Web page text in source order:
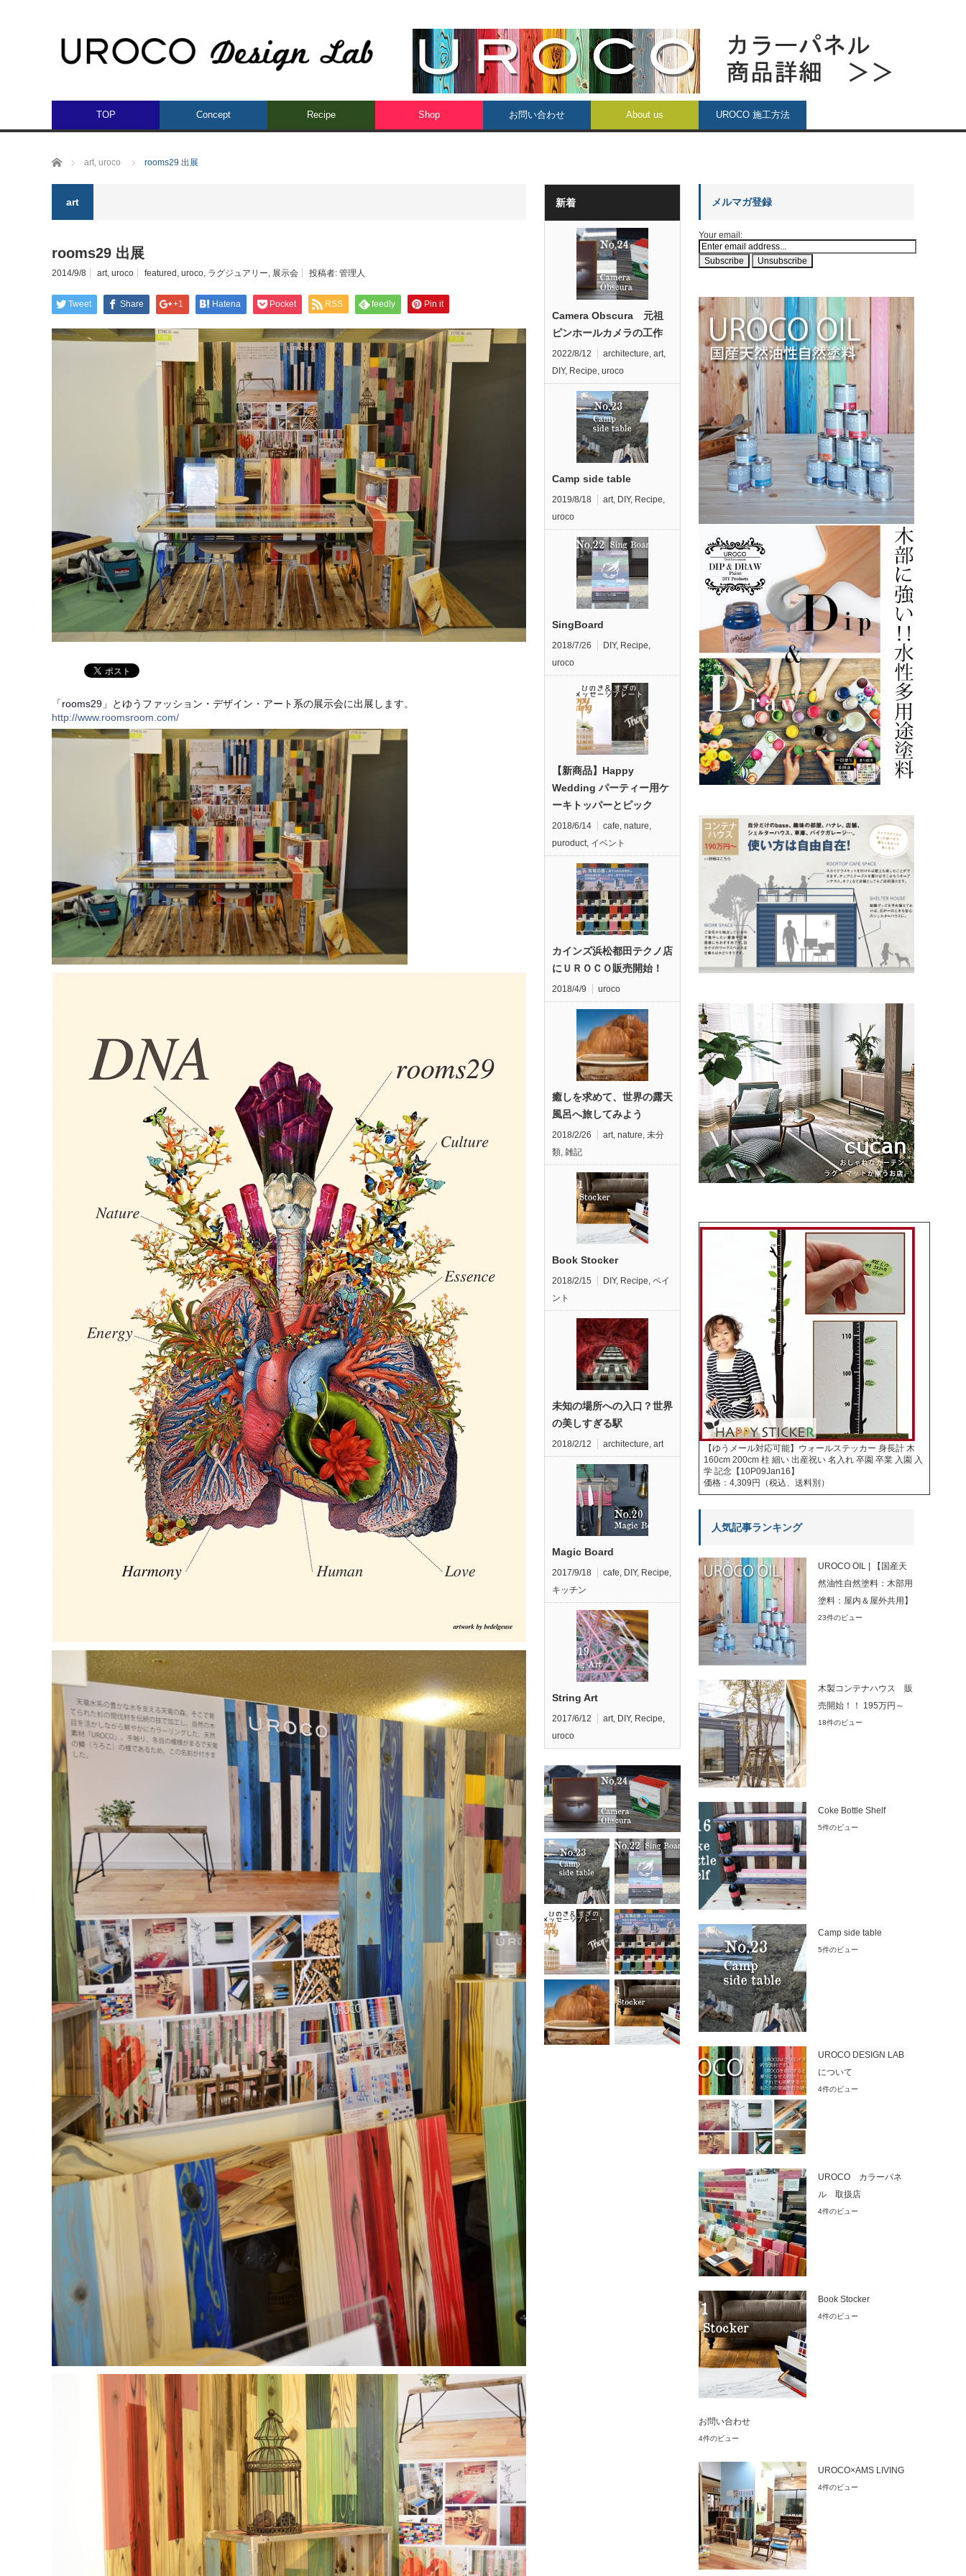
TOP Concept Recipe Shop お問い合わせ About us UROCO 施工方法
ホーム art, uroco rooms29 出展
art
rooms29 出展
2014/9/8 art, uroco featured , uroco, ラグジュアリー, 展示会 投稿者: 管理人
Tweet Share +1 Hatena Pocket RSS feedly Pin it
「rooms29」とゆうファッション・デザイン・アート系の展示会に出展します。
http://www.roomsroom.com/
新着
Camera Obscura 元祖
ピンホールカメラの工作
2022/8/12 architecture, art,
DIY, Recipe, uroco
Camp side table
2019/8/18 art, DIY, Recipe,
uroco
SingBoard
2018/7/26 DIY, Recipe,
uroco
【新商品】Happy
Wedding パーティー用ケ
ーキトッパーとピック
2018/6/14 cafe, nature,
puroduct, イベント
カインズ浜松都田テクノ店
にＵＲＯＣＯ販売開始！
2018/4/9 uroco
癒しを求めて、世界の露天
風呂へ旅してみよう
2018/2/26 art, nature, 未分
類, 雑記
Book Stocker
2018/2/15 DIY, Recipe, ペイ
ント
未知の場所への入口？世界
の美しすぎる駅
2018/2/12 architecture, art
Magic Board
2017/9/18 cafe, DIY, Recipe,
キッチン
String Art
2017/6/12 art, DIY, Recipe,
uroco
メルマガ登録
Your email:
【ゆうメール対応可能】ウォールステッカー 身長計 木
160cm 200cm 柱 細い 出産祝い 名入れ 卒園 卒業 入園 入
学 記念【10P09Jan16】
価格：4,309円（税込、送料別）
人気記事ランキング
UROCO OIL | 【国産天
然油性自然塗料：木部用
塗料：屋内＆屋外共用】
23件のビュー
木製コンテナハウス 販
売開始！！ 195万円～
18件のビュー
Coke Bottle Shelf
5件のビュー
Camp side table
5件のビュー
UROCO DESIGN LAB
について
4件のビュー
UROCO カラーパネ
ル 取扱店
4件のビュー
Book Stocker
4件のビュー
お問い合わせ
4件のビュー
UROCO×AMS LIVING
4件のビュー